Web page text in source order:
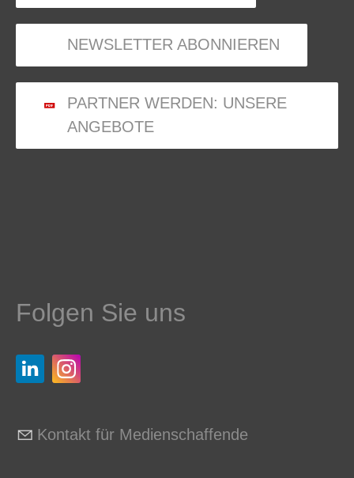
NEWSLETTER ABONNIEREN
PARTNER WERDEN: UNSERE
ANGEBOTE
Folgen Sie uns
Kontakt für Medienschaffende